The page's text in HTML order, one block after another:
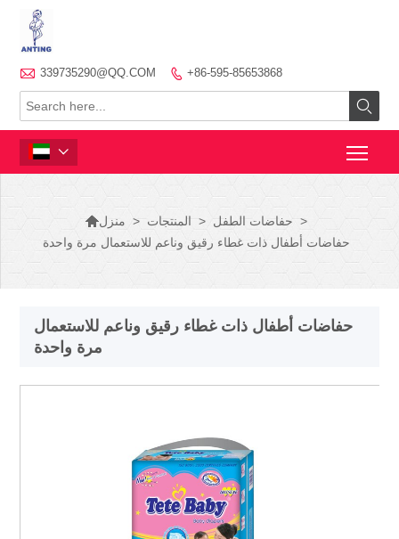
 339735290@QQ.COM  +86-595-85653868


منزل > المنتجات > حفاضات الطفل >
حفاضات أطفال ذات غطاء رقيق وناعم للاستعمال مرة واحدة
حفاضات أطفال ذات غطاء رقيق وناعم للاستعمال
مرة واحدة